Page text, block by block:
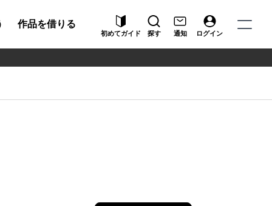
作品を借りる
初めてガイド 探す 通知 ログイン